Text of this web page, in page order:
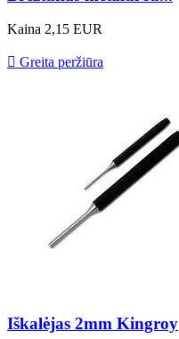
Kaina 2,15 EUR
 Greita peržiūra
Iškalėjas 2mm Kingroy